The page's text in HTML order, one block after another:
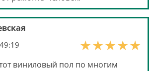
виниловый пол по многим